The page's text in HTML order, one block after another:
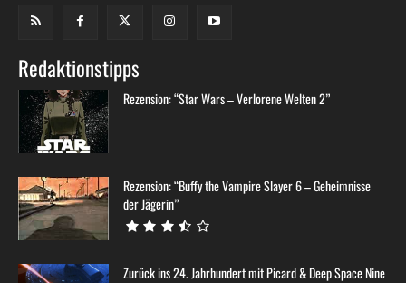
Redaktionstipps
Rezension: “Star Wars – Verlorene Welten 2”
Rezension: “Buffy the Vampire Slayer 6 – Geheimnisse
der Jägerin”
Zurück ins 24. Jahrhundert mit Picard & Deep Space Nine